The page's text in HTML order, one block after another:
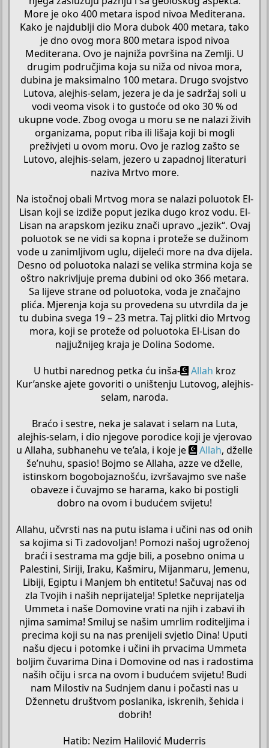
More je oko 400 metara ispod nivoa Mediterana.
Kako je najdublji dio Mora dubok 400 metara, tako
je dno ovog mora 800 metara ispod nivoa
Mediterana. Ovo je najniža površina na Zemlji. U
drugim područjima koja su niža od nivoa mora,
dubina je maksimalno 100 metara. Drugo svojstvo
Lutova, alejhis-selam, jezera je da je sadržaj soli u
vodi veoma visok i to gustoće od oko 30 % od
ukupne vode. Zbog ovoga u moru se ne nalazi živih
organizama, poput riba ili lišaja koji bi mogli
preživjeti u ovom moru. Ovo je razlog zašto se
Lutovo, alejhis-selam, jezero u zapadnoj literaturi
naziva Mrtvo more.
Na istočnoj obali Mrtvog mora se nalazi poluotok El-
Lisan koji se izdiže poput jezika dugo kroz vodu. El-
Lisan na arapskom jeziku znači upravo „jezik“. Ovaj
poluotok se ne vidi sa kopna i proteže se dužinom
vode u zanimljivom uglu, dijeleći more na dva dijela.
Desno od poluotoka nalazi se velika strmina koja se
oštro nakrivljuje prema dubini od oko 366 metara.
Sa lijeve strane od poluotoka, voda je značajno
plića. Mjerenja koja su provedena su utvrdila da je
tu dubina svega 19 – 23 metra. Taj plitki dio Mrtvog
mora, koji se proteže od poluotoka El-Lisan do
najjužnijeg kraja je Dolina Sodome.
U hutbi narednog petka ću inša-
Allah kroz
Kur’anske ajete govoriti o uništenju Lutovog, alejhis-
selam, naroda.
Braćo i sestre, neka je salavat i selam na Luta,
alejhis-selam, i dio njegove porodice koji je vjerovao
u Allaha, subhanehu ve te’ala, i koje je
Allah, dželle
še’nuhu, spasio! Bojmo se Allaha, azze ve dželle,
istinskom bogobojaznošću, izvršavajmo sve naše
obaveze i čuvajmo se harama, kako bi postigli
dobro na ovom i budućem svijetu!
Allahu, učvrsti nas na putu islama i učini nas od onih
sa kojima si Ti zadovoljan! Pomozi našoj ugroženoj
braći i sestrama ma gdje bili, a posebno onima u
Palestini, Siriji, Iraku, Kašmiru, Mijanmaru, Jemenu,
Libiji, Egiptu i Manjem bh entitetu! Sačuvaj nas od
zla Tvojih i naših neprijatelja! Spletke neprijatelja
Ummeta i naše Domovine vrati na njih i zabavi ih
njima samima! Smiluj se našim umrlim roditeljima i
precima koji su na nas prenijeli svjetlo Dina! Uputi
našu djecu i potomke i učini ih prvacima Ummeta
boljim čuvarima Dina i Domovine od nas i radostima
naših očiju i srca na ovom i budućem svijetu! Budi
nam Milostiv na Sudnjem danu i počasti nas u
Džennetu društvom poslanika, iskrenih, šehida i
dobrih!
Hatib: Nezim Halilović Muderris​